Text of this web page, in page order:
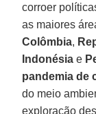
corroer
as maiores
Colômbia,
Indonésia e
pandemia de
do meio
exploração